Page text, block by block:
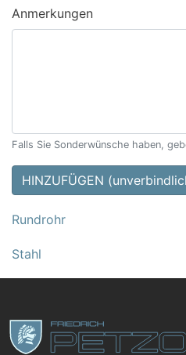
Anmerkungen
Falls Sie Sonderwünsche haben,
HINZUFÜGEN
Rundrohr
Stahl